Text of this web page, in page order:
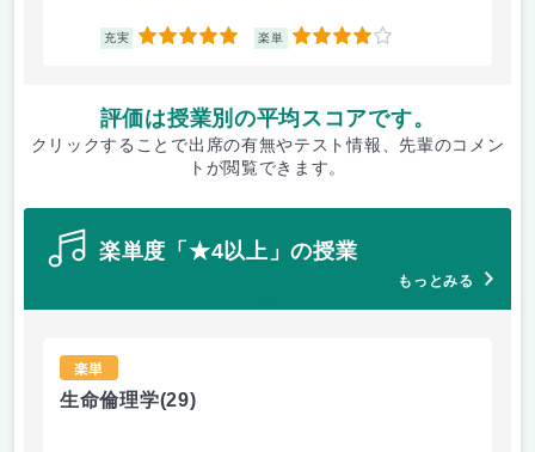
充実 5 楽単 4
評価は授業別の平均スコアです。
クリックすることで出席の有無やテスト情報、先輩のコメン
トが閲覧できます。
楽単度「★4以上」の授業
もっとみる
楽単
生命倫理学(29)